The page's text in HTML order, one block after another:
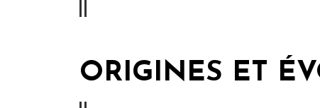
ORIGINES ET